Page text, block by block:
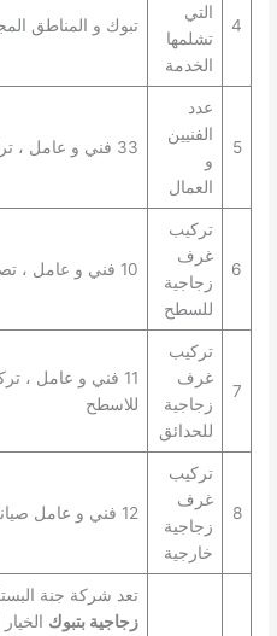
4
التي
تشلمها
الخدمة
تبوك و المناطق
5
عدد
الفنيين
و
العمال
33 فني و عامل ، تركيب غرف زجاجية بتبوك
6
تركيب
غرف
زجاجية
للسطح
10 فني و عامل ، تصميم و بناء غرف زجاجية
7
تركيب
غرف
زجاجية
للحدائق
11 فني و عامل ،
للاسطح
8
تركيب
غرف
زجاجية
خارجية
12 فني و عامل صيانة و اصلاح الغرف الزجاجية
تعد شركة جنة
زجاجية بتبوك